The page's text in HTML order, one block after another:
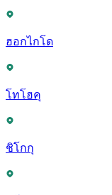
ฮอกไกโด
โทโฮคุ
ชิโกกุ